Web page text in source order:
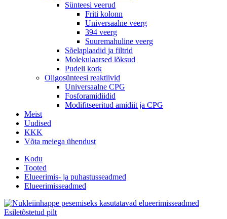
Sünteesi veerud
Friti kolonn
Universaalne veerg
394 veerg
Suuremahuline veerg
Sõelaplaadid ja filtrid
Molekulaarsed lõksud
Pudeli kork
Oligosünteesi reaktiivid
Universaalne CPG
Fosforamidiidid
Modifitseeritud amidiit ja CPG
Meist
Uudised
KKK
Võta meiega ühendust
Kodu
Tooted
Elueerimis- ja puhastusseadmed
Elueerimisseadmed